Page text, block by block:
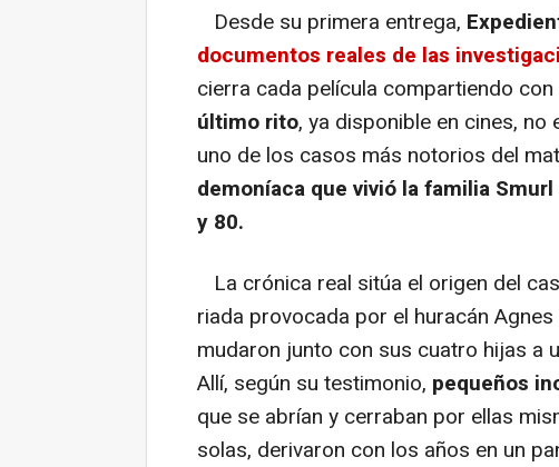
Desde su primera entrega,
documentos reales de las
cierra cada película compartiendo
último rito, ya disponible en cines,
uno de los casos más notorios del
demoníaca que vivió la familia
y 80.
La crónica real sitúa el origen del
riada provocada por el huracán
mudaron junto con sus cuatro hijas a
Allí, según su testimonio, pequeños
que se abrían y cerraban por ellas
solas, derivaron con los años en un